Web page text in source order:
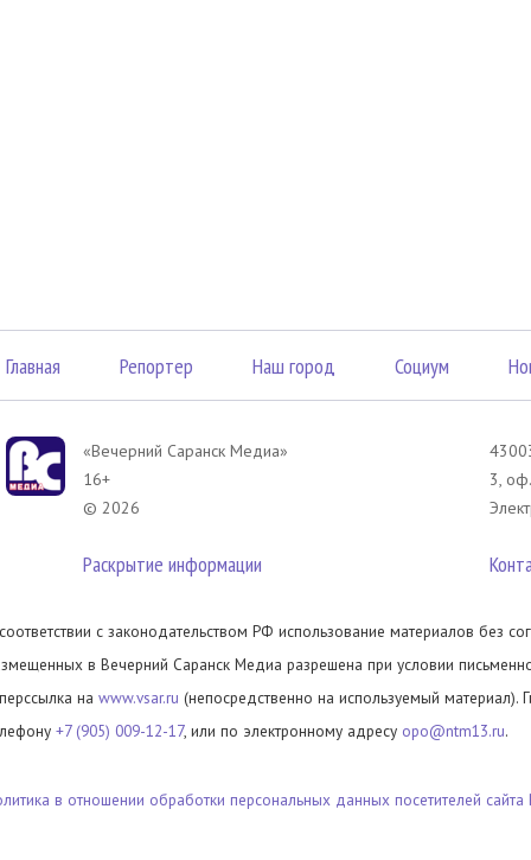
Главная Репортер Наш город Социум
«Вечерний Саранск Mедиа»
16+
© 2026
Раскрытие информации
3,
с законодательством РФ использование материалов без
в Вечерний Саранск Медиа разрешена при условии
на www.vsar.ru (непосредственно на используемый материал).
+7 (905) 009-12-17, или по электронному адресу opo@ntm13.ru.
в отношении обработки персональных данных посетителей